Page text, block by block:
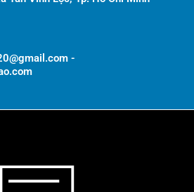
-